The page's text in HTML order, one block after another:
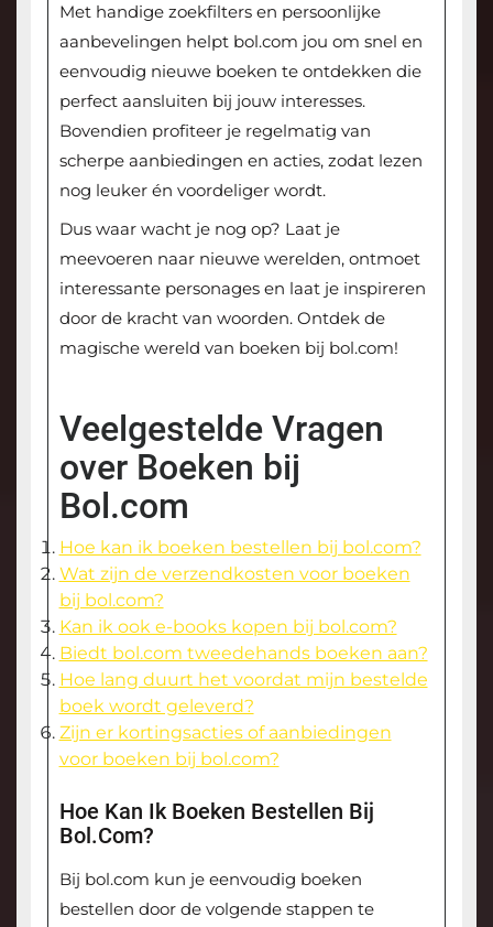
Met handige zoekfilters en persoonlijke
aanbevelingen helpt bol.com jou om snel en
eenvoudig nieuwe boeken te ontdekken die
perfect aansluiten bij jouw interesses.
Bovendien profiteer je regelmatig van
scherpe aanbiedingen en acties, zodat lezen
nog leuker én voordeliger wordt.
Dus waar wacht je nog op? Laat je
meevoeren naar nieuwe werelden, ontmoet
interessante personages en laat je inspireren
door de kracht van woorden. Ontdek de
magische wereld van boeken bij bol.com!
Veelgestelde Vragen
over Boeken bij
Bol.com
Hoe kan ik boeken bestellen bij bol.com?
Wat zijn de verzendkosten voor boeken
bij bol.com?
Kan ik ook e-books kopen bij bol.com?
Biedt bol.com tweedehands boeken aan?
Hoe lang duurt het voordat mijn bestelde
boek wordt geleverd?
Zijn er kortingsacties of aanbiedingen
voor boeken bij bol.com?
Hoe Kan Ik Boeken Bestellen Bij
Bol.com?
Bij bol.com kun je eenvoudig boeken
bestellen door de volgende stappen te